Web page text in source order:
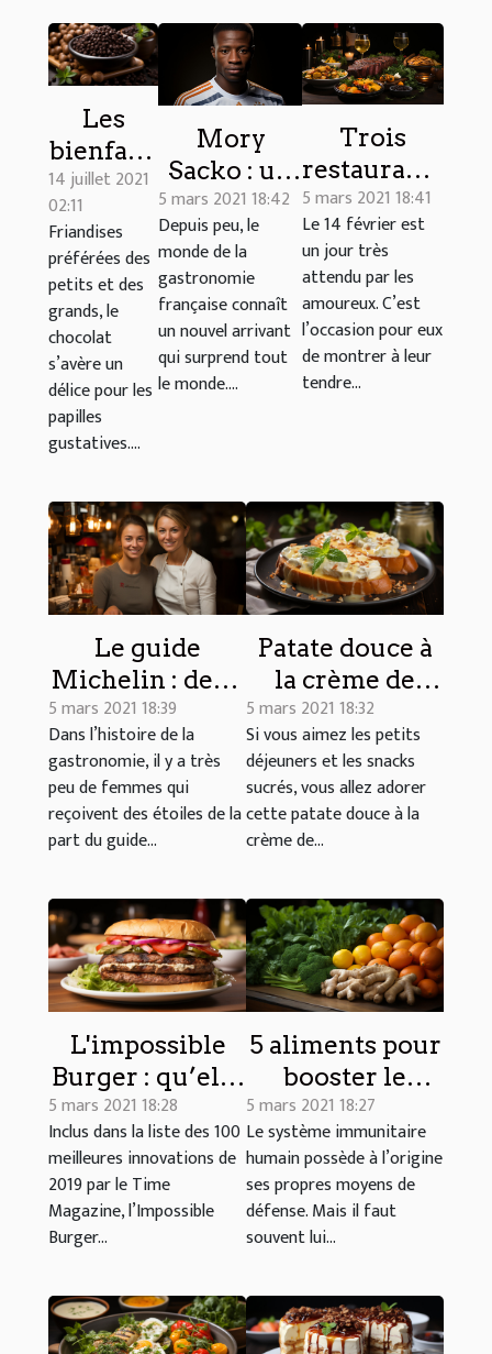
Les
bienfaits
du
chocolat
14 juillet 2021
02:11
Friandises
préférées des
petits et des
grands, le
chocolat
s’avère un
délice pour les
papilles
gustatives....
Mory
Sacko : un
avenir
prometteur
5 mars 2021 18:42
Depuis peu, le
monde de la
gastronomie
française connaît
un nouvel arrivant
qui surprend tout
le monde....
Trois
restaurants
pour vous
régaler le
14 février
5 mars 2021 18:41
Le 14 février est
un jour très
attendu par les
amoureux. C’est
l’occasion pour eux
de montrer à leur
tendre...
Le guide
Michelin : deux
femmes
triplement
étoilée
5 mars 2021 18:39
Dans l’histoire de la
gastronomie, il y a très
peu de femmes qui
reçoivent des étoiles de la
part du guide...
Patate douce à
la crème de
noix de coco : le
petit déjeuner
qu’il vous faut
pour embellir
vos journées
confinement.
5 mars 2021 18:32
Si vous aimez les petits
déjeuners et les snacks
sucrés, vous allez adorer
cette patate douce à la
crème de...
L'impossible
Burger : qu’elle
est la cause du
procès qui
implique ce
burger produit
par impossible
5 mars 2021 18:28
Inclus dans la liste des 100
meilleures innovations de
2019 par le Time
Magazine, l’Impossible
Burger...
5 aliments pour
booster le
système
immunitaire
5 mars 2021 18:27
Le système immunitaire
humain possède à l’origine
ses propres moyens de
défense. Mais il faut
souvent lui...